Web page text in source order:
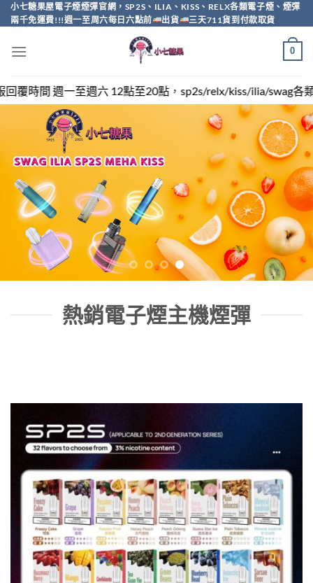
Skip
to
小七糖果屋電子煙煙彈官網，SP2S、ILIA、KISS、RELX各類電子煙、煙彈
兩千免運費!!!週一至周六每日六點前
出貨 三天711貨到付款取貨
0
至20點，sp2s/relx/kiss/ilia/swag各類電子煙煙彈買越多越
熱銷電子煙主機煙彈